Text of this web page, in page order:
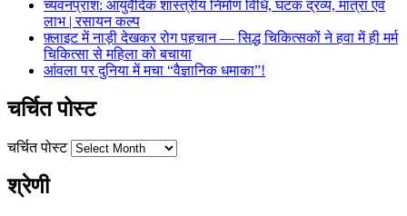
च्यवनप्राश: आयुर्वेदिक शास्त्रीय निर्माण विधि, घटक द्रव्य, मात्रा एवं
लाभ | रसायन कल्प
फ़्लाइट में नाड़ी देखकर रोग पहचान — सिद्ध चिकित्सकों ने हवा में ही मर्म
चिकित्सा से महिला को बचाया
आंवला पर दुनिया में मचा “वैज्ञानिक धमाका”!
चर्चित पोस्ट
चर्चित पोस्ट
श्रेणी